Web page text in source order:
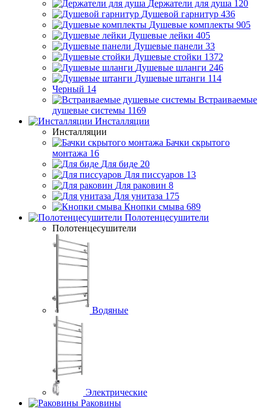
Держатели для душа 120
Душевой гарнитур 436
Душевые комплекты 905
Душевые лейки 405
Душевые панели 33
Душевые стойки 1372
Душевые шланги 246
Душевые штанги 114
Черный 14
Встраиваемые
душевые системы 1169
Инсталляции
Инсталляции
Бачки скрытого
монтажа 16
Для биде 20
Для писсуаров 13
Для раковин 8
Для унитаза 175
Кнопки смыва 689
Полотенцесушители
Полотенцесушители
Водяные
Электрические
Раковины